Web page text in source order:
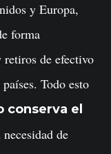
y Europa,
forma
de efectivo
Todo esto
conserva el
de